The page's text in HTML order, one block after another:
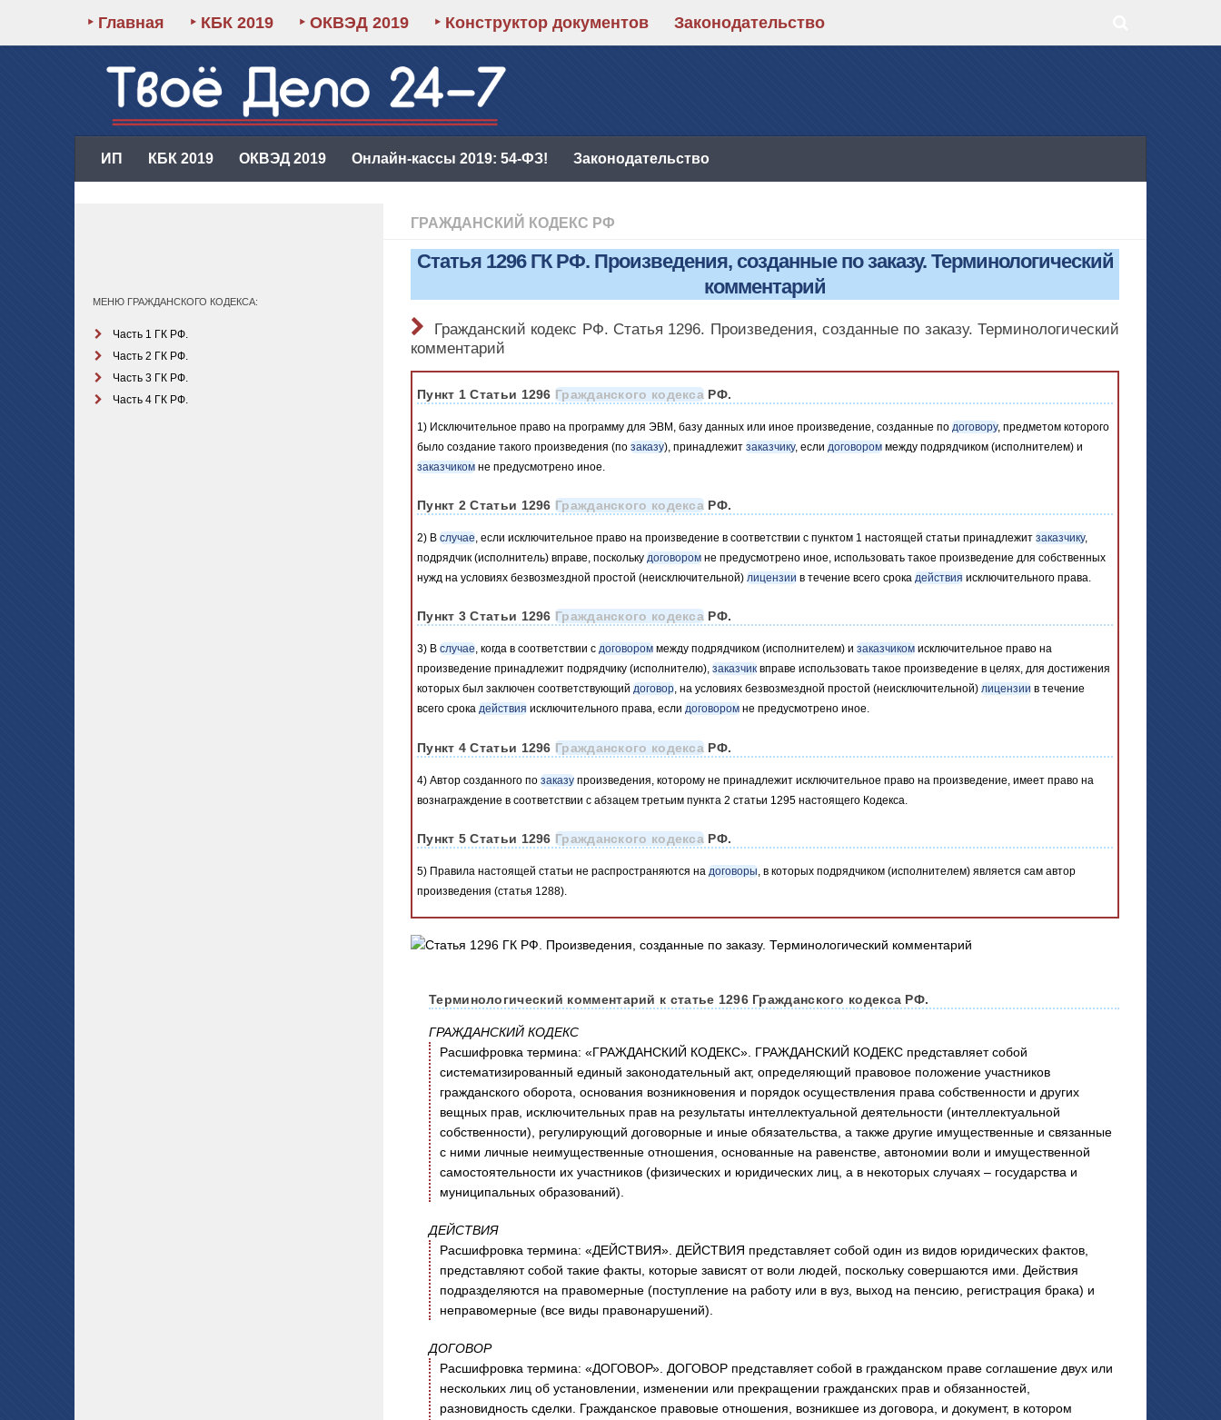
‣ Главная ‣ КБК 2019 ‣ ОКВЭД 2019 ‣ Конструктор документов Законодательство
ИП КБК 2019 ОКВЭД 2019 Онлайн-кассы 2019: 54-ФЗ! Законодательство
ГРАЖДАНСКИЙ КОДЕКС РФ
Статья 1296 ГК РФ. Произведения, созданные по заказу. Терминологический
комментарий
Гражданский кодекс РФ. Статья 1296. Произведения, созданные по заказу. Терминологический
комментарий
Пункт 1 Статьи 1296Гражданского кодекса РФ.
1) Исключительное право на программу для ЭВМ, базу данных или иное произведение, созданные по договору, предметом которого
было создание такого произведения (по заказу), принадлежит заказчику, если договором между подрядчиком (исполнителем) и
заказчиком не предусмотрено иное.
Пункт 2 Статьи 1296Гражданского кодекса РФ.
2) В случае, если исключительное право на произведение в соответствии с пунктом 1 настоящей статьи принадлежит заказчику,
подрядчик (исполнитель) вправе, поскольку договором не предусмотрено иное, использовать такое произведение для собственных
нужд на условиях безвозмездной простой (неисключительной) лицензии в течение всего срока действия исключительного права.
Пункт 3 Статьи 1296Гражданского кодекса РФ.
3) В случае, когда в соответствии с договором между подрядчиком (исполнителем) и заказчиком исключительное право на
произведение принадлежит подрядчику (исполнителю), заказчик вправе использовать такое произведение в целях, для достижения
которых был заключен соответствующий договор, на условиях безвозмездной простой (неисключительной) лицензии в течение
всего срока действия исключительного права, если договором не предусмотрено иное.
Пункт 4 Статьи 1296Гражданского кодекса РФ.
4) Автор созданного по заказу произведения, которому не принадлежит исключительное право на произведение, имеет право на
вознаграждение в соответствии с абзацем третьим пункта 2 статьи 1295 настоящего Кодекса.
Пункт 5 Статьи 1296Гражданского кодекса РФ.
5) Правила настоящей статьи не распространяются на договоры, в которых подрядчиком (исполнителем) является сам автор
произведения (статья 1288).
Терминологический комментарий к статье 1296 Гражданского кодекса РФ.
ГРАЖДАНСКИЙ КОДЕКС
Расшифровка термина: «ГРАЖДАНСКИЙ КОДЕКС». ГРАЖДАНСКИЙ КОДЕКС представляет собой
систематизированный единый законодательный акт, определяющий правовое положение участников
гражданского оборота, основания возникновения и порядок осуществления права собственности и других
вещных прав, исключительных прав на результаты интеллектуальной деятельности (интеллектуальной
собственности), регулирующий договорные и иные обязательства, а также другие имущественные и связанные
с ними личные неимущественные отношения, основанные на равенстве, автономии воли и имущественной
самостоятельности их участников (физических и юридических лиц, а в некоторых случаях – государства и
муниципальных образований).
ДЕЙСТВИЯ
Расшифровка термина: «ДЕЙСТВИЯ». ДЕЙСТВИЯ представляет собой один из видов юридических фактов,
представляют собой такие факты, которые зависят от воли людей, поскольку совершаются ими. Действия
подразделяются на правомерные (поступление на работу или в вуз, выход на пенсию, регистрация брака) и
неправомерные (все виды правонарушений).
ДОГОВОР
Расшифровка термина: «ДОГОВОР». ДОГОВОР представляет собой в гражданском праве соглашение двух или
нескольких лиц об установлении, изменении или прекращении гражданских прав и обязанностей,
разновидность сделки. Гражданское правовые отношения, возникшее из договора, и документ, в котором
МЕНЮ ГРАЖДАНСКОГО КОДЕКСА:
Часть 1 ГК РФ.
Часть 2 ГК РФ.
Часть 3 ГК РФ.
Часть 4 ГК РФ.